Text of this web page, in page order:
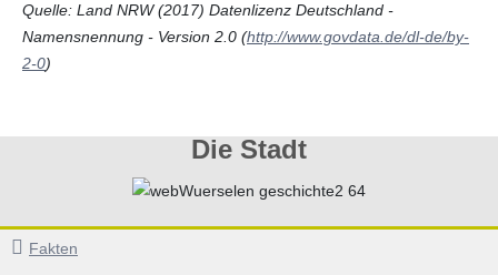
Die Stadt
Fakten
Quelle: Land NRW (2017) Datenlizenz Deutschland -
Namensnennung - Version 2.0 (http://www.govdata.de/dl-de/by-
2-0)